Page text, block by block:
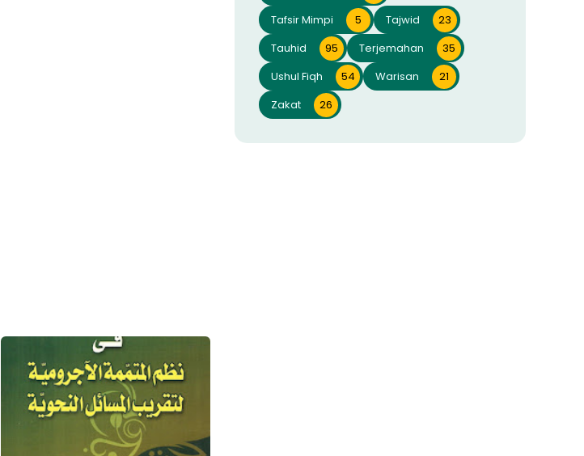
Tafsir Mimpi
5 Tajwid
23
Tauhid
95 Terjemahan
35
Ushul Fiqh
54 Warisan
21
Zakat
26